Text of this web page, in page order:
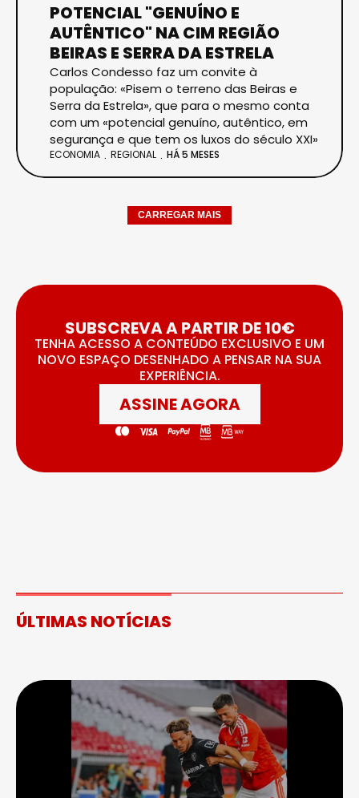
POTENCIAL "GENUÍNO E
AUTÊNTICO" NA CIM REGIÃO
BEIRAS E SERRA DA ESTRELA
Carlos Condesso faz um convite à
população: «Pisem o terreno das Beiras e
Serra da Estrela», que para o mesmo conta
com um «potencial genuíno, autêntico, em
segurança e que tem os luxos do século XXI»
ECONOMIA REGIONAL HÁ 5 MESES
CARREGAR MAIS
SUBSCREVA A PARTIR DE 10€
TENHA ACESSO A CONTEÚDO EXCLUSIVO E UM
NOVO ESPAÇO DESENHADO A PENSAR NA SUA
EXPERIÊNCIA.
ASSINE AGORA
ÚLTIMAS NOTÍCIAS